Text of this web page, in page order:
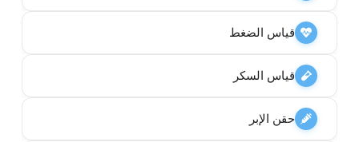
قياس الضغط
قياس السكر
حقن الإبر